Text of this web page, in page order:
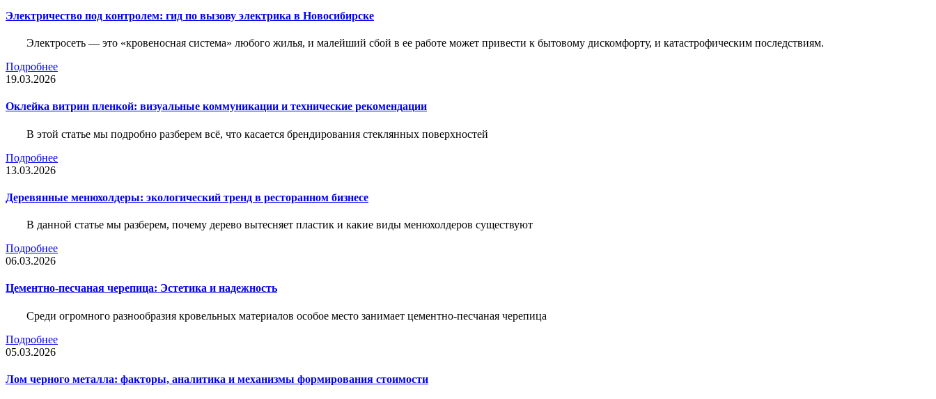
Электричество под контролем: гид по вызову электрика в Новосибирске
Электросеть — это «кровеносная система» любого жилья, и малейший сбой в ее работе может привести к бытовому дискомфорту, и катастрофическим последствиям.
Подробнее
19.03.2026
Оклейка витрин пленкой: визуальные коммуникации и технические рекомендации
В этой статье мы подробно разберем всё, что касается брендирования стеклянных поверхностей
Подробнее
13.03.2026
Деревянные менюхолдеры: экологический тренд в ресторанном бизнесе
В данной статье мы разберем, почему дерево вытесняет пластик и какие виды менюхолдеров существуют
Подробнее
06.03.2026
Цементно-песчаная черепица: Эстетика и надежность
Среди огромного разнообразия кровельных материалов особое место занимает цементно-песчаная черепица
Подробнее
05.03.2026
Лом черного металла: факторы, аналитика и механизмы формирования стоимости